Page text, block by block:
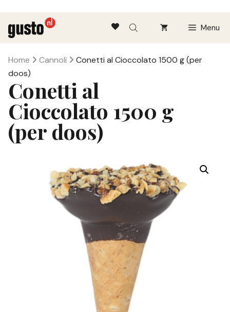
naar
de
inhoud
Menu
Home Cannoli
Conetti al Cioccolato 1500 g (per
doos)
Conetti al
Cioccolato 1500 g
(per doos)